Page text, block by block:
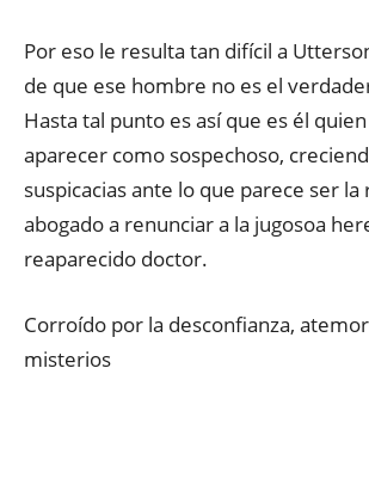
Por eso le resulta tan difícil a
de que ese hombre no es el
Hasta tal punto es así que es él
aparecer como sospechoso,
suspicacias ante lo que parece ser la
abogado a renunciar a la jugosoa
reaparecido doctor.
Corroído por la desconfianza,
misterios